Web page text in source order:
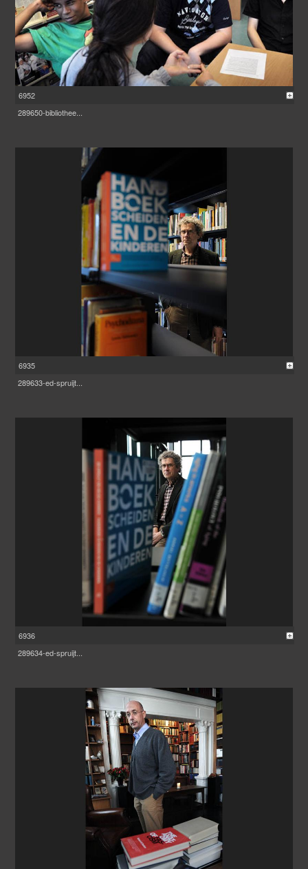
6952
289650-bibliothee...
6935
289633-ed-spruijt...
6936
289634-ed-spruijt...